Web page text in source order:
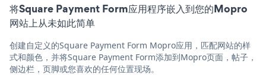
将Square Payment Form应用程序嵌入到您的Mopro
网站上从未如此简单
创建自定义的Square Payment Form Mopro应用，匹配网站的样
式和颜色，并将Square Payment Form添加到Mopro页面，帖子，
侧边栏，页脚或您喜欢的任何位置现场。